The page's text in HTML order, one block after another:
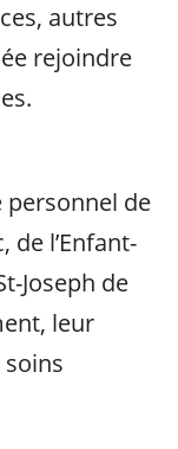
autres
rejoindre
de
de l’Enfant-
Joseph de
leur